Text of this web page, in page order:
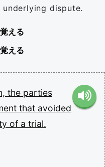
dispute.
える
える
the parties
that avoided
of a trial.